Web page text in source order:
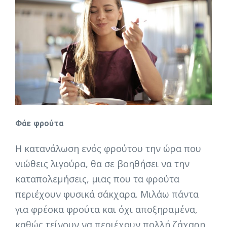
Φάε φρούτα
Η κατανάλωση ενός φρούτου την ώρα που
νιώθεις λιγούρα, θα σε βοηθήσει να την
καταπολεμήσεις, μιας που τα φρούτα
περιέχουν φυσικά σάκχαρα. Μιλάω πάντα
για φρέσκα φρούτα και όχι αποξηραμένα,
καθώς τείνουν να περιέχουν πολλή ζάχαρη